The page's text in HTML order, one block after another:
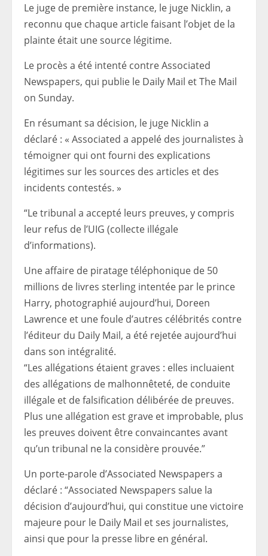
Le juge de première instance, le juge Nicklin, a
reconnu que chaque article faisant l’objet de la
plainte était une source légitime.
Le procès a été intenté contre Associated
Newspapers, qui publie le Daily Mail et The Mail
on Sunday.
En résumant sa décision, le juge Nicklin a
déclaré : « Associated a appelé des journalistes à
témoigner qui ont fourni des explications
légitimes sur les sources des articles et des
incidents contestés. »
“Le tribunal a accepté leurs preuves, y compris
leur refus de l’UIG (collecte illégale
d’informations).
Une affaire de piratage téléphonique de 50
millions de livres sterling intentée par le prince
Harry, photographié aujourd’hui, Doreen
Lawrence et une foule d’autres célébrités contre
l’éditeur du Daily Mail, a été rejetée aujourd’hui
dans son intégralité.
“Les allégations étaient graves : elles incluaient
des allégations de malhonnêteté, de conduite
illégale et de falsification délibérée de preuves.
Plus une allégation est grave et improbable, plus
les preuves doivent être convaincantes avant
qu’un tribunal ne la considère prouvée.”
Un porte-parole d’Associated Newspapers a
déclaré : “Associated Newspapers salue la
décision d’aujourd’hui, qui constitue une victoire
majeure pour le Daily Mail et ses journalistes,
ainsi que pour la presse libre en général.